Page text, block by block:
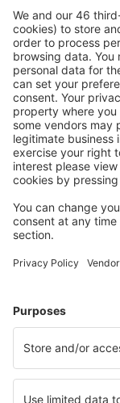
Sicher
Buchen
Mehr
Attraktive
Benutzer.
Wählen Sie
Meist
Hotels in Brno
Hotels in Lučany